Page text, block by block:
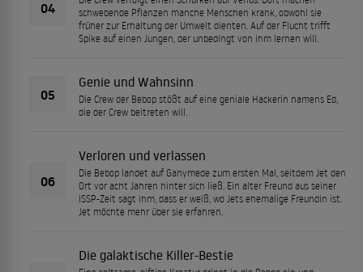
04
schwebende Pflanzen manche Menschen krank, obwohl sie
früher zur Erhaltung der Umwelt dienten. Auf der Flucht trifft
Spike auf einen Jungen, der unbedingt von ihm lernen will.
05
Genie und Wahnsinn
Die Crew der Bebop stößt auf eine geniale Hackerin namens Ed,
die der Crew beitreten will.
06
Verloren und verlassen
Die Bebop landet auf Ganymede zum ersten Mal, seitdem Jet den
Ort vor acht Jahren hinter sich ließ. Ein alter Freund aus seiner
ISSP-Zeit sagt ihm, dass er weiß, wo Jets ehemalige Freundin ist.
Jet möchte mehr über sie erfahren.
Die galaktische Killer-Bestie